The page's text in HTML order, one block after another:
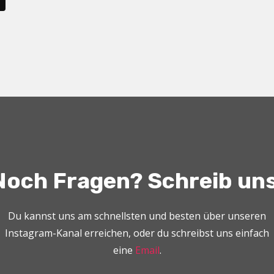
Fragen? Schreib
Du kannst uns am schnellsten und besten über unseren
Instagram-Kanal erreichen, oder du schreibst uns einfach
eine Email.